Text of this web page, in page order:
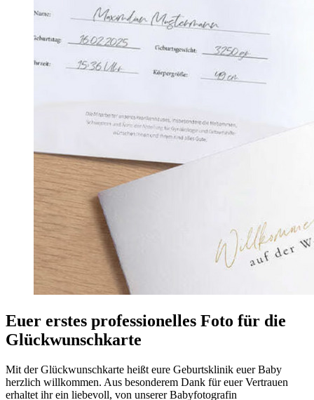
Euer erstes professionelles Foto für die
Glückwunschkarte
Mit der Glückwunschkarte heißt eure Geburtsklinik euer Baby
herzlich willkommen. Aus besonderem Dank für euer Vertrauen
erhaltet ihr ein liebevoll, von unserer Babyfotografin